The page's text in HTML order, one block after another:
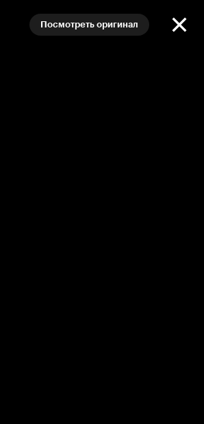
Посмотреть оригинал